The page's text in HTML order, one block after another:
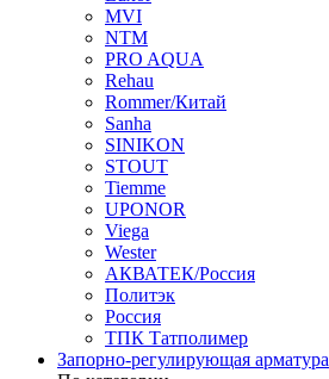
MVI
NTM
PRO AQUA
Rehau
Rommer/Китай
Sanha
SINIKON
STOUT
Tiemme
UPONOR
Viega
Wester
АКВАТЕК/Россия
Политэк
Россия
ТПК Татполимер
Запорно-регулирующая арматура